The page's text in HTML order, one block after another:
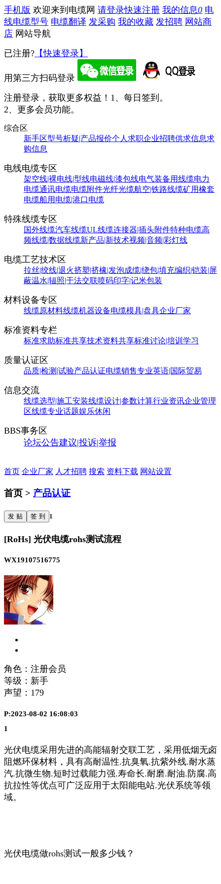
手机版 欢迎来到电缆网 请登录快速注册 我的信息0 电
线电缆型号 电缆翻译 发采购 我的收藏 发招聘 网站商
店 网站导航
已注册? 【快速登录】
用第三方扫码登录
注册登录，获取更多权益！ 1、每日签到。
2、更多会员功能。
综合区
新手区型号析疑|产品报价个人求职企业招聘供求信息求
购信息
电线电缆专区
架空线|裸电线|型线电磁线|漆包线电气装备用线缆电力
电缆通讯电缆电缆附件光纤光缆航空|铁路线缆矿用橡套
电缆船用电缆|港口电缆
特殊线缆专区
国外线缆汽车线缆UL线缆连接器|插头附件特种电缆高
频线缆|数据线缆新产品|新技术视频|音频|彩灯线
电缆工艺技术区
拉丝|绞线|退火挤塑|挤橡|发泡成缆|绕包|填充编织|铠装|屏
蔽温水|辐照|干法交联喷码印字|记米包装
材料设备专区
线缆原材料线缆机器设备电缆模具|盘具企业厂家
标准资料专栏
标准求助标准共享技术资料共享标准讨论|培训学习
质量认证区
品质|检测|试验产品认证电缆销售专业英语|国际贸易
信息交流
线缆选型|施工安装线缆设计|参数计算行业资讯企业管理
区线缆专业话题娱乐休闲
BBS事务区
论坛公告建议|投诉|举报
首页 企业厂家 人才招聘 搜索 资料下载 网站设置
首页 > 产品认证
发 贴 签 到 1
[RoHs] 光伏电缆rohs测试流程
WX19107516775
角色：注册会员
等级：新手
声望： 179
P:2023-08-02 16:08:03
1
光伏电缆采用先进的高能辐射交联工艺，采用低烟无卤
阻燃环保材料，具有高耐温性.抗臭氧.抗紫外线.耐水蒸
汽.抗微生物.短时过载能力强.寿命长.耐磨.耐油.防腐.高
抗拉性等优点可广泛应用于太阳能电站.光伏系统等领
域。
光伏电缆做rohs测试一般多少钱？